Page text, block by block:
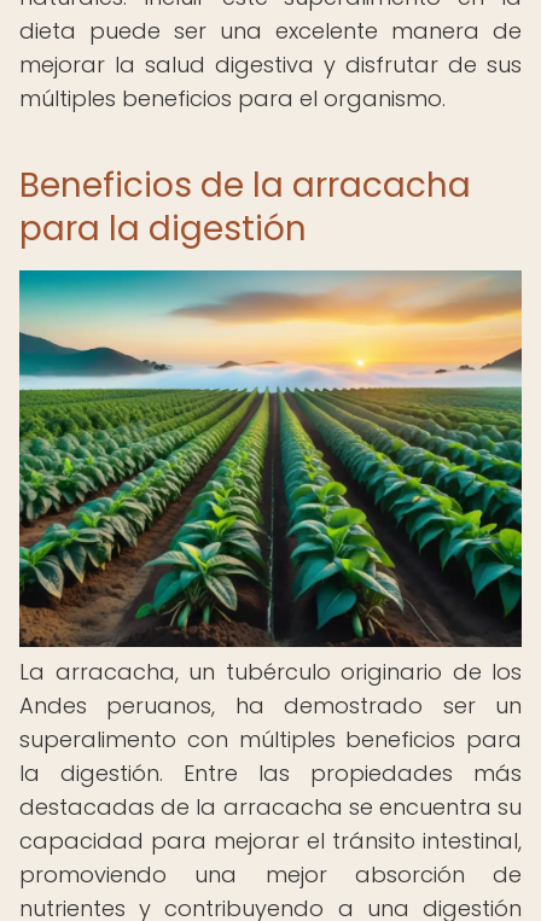
dieta puede ser una excelente manera de
mejorar la salud digestiva y disfrutar de sus
múltiples beneficios para el organismo.
Beneficios de la arracacha
para la digestión
La arracacha, un tubérculo originario de los
Andes peruanos, ha demostrado ser un
superalimento con múltiples beneficios para
la digestión. Entre las propiedades más
destacadas de la arracacha se encuentra su
capacidad para mejorar el tránsito intestinal,
promoviendo una mejor absorción de
nutrientes y contribuyendo a una digestión